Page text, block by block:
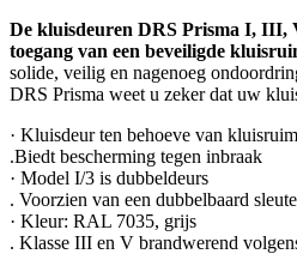
De kluisdeuren DRS Prisma I, III,
toegang van een beveiligde
solide, veilig en nagenoeg
DRS Prisma weet u zeker dat uw
· Kluisdeur ten behoeve van
.Biedt bescherming tegen inbraak
· Model I/3 is dubbeldeurs
. Voorzien van een dubbelbaard
· Kleur: RAL 7035, grijs
. Klasse III en V brandwerend